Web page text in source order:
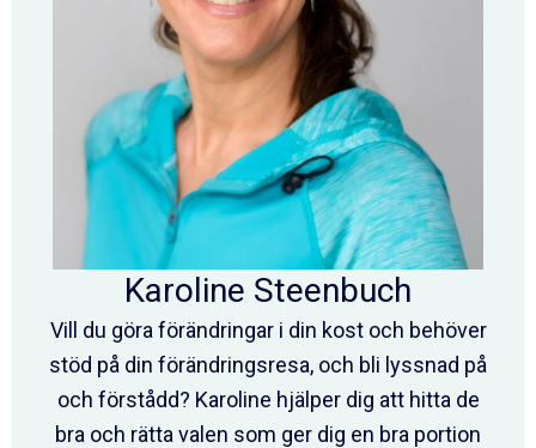
Karoline Steenbuch
Vill du göra förändringar i din kost och behöver
stöd på din förändringsresa, och bli lyssnad på
och förstådd? Karoline hjälper dig att hitta de
bra och rätta valen som ger dig en bra portion